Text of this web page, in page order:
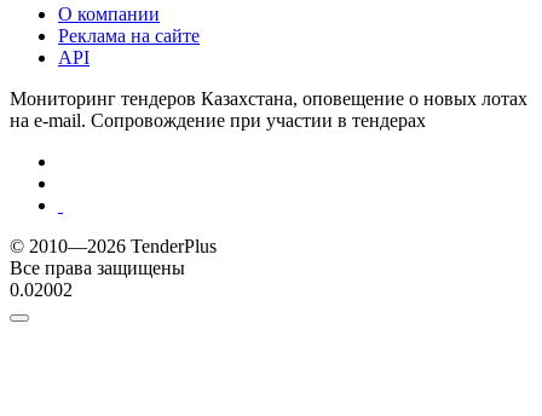
О компании
Реклама на сайте
API
Мониторинг тендеров Казахстана, оповещение о новых лотах
на e-mail. Сопровождение при участии в тендерах
© 2010—2026 TenderPlus
Все права защищены
0.02002